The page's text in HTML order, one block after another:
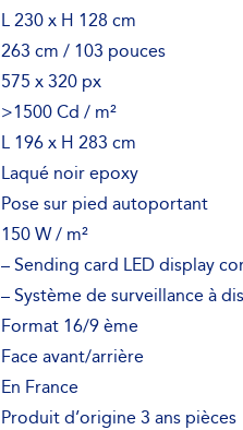
L 230 x H 128 cm
263 cm / 103 pouces
575 x 320 px
>1500 Cd / m²
L 196 x H 283 cm
Laqué noir epoxy
Pose sur pied autoportant
150 W / m²
– Sending card LED display
– Système de surveillance à
Format 16/9 ème
Face avant/arrière
En France
Produit d’origine 3 ans pièces